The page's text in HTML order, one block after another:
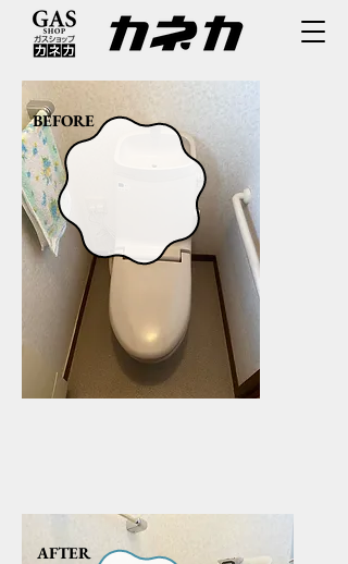
​BEFORE
AFTER